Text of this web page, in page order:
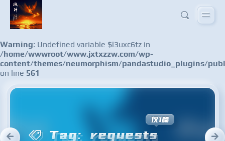
Warning: Undefined variable $l3uxc6tz in
/home/wwwroot/www.jxtxzzw.com/wp-
content/themes/neumorphism/pandastudio_plugins/
on line 561